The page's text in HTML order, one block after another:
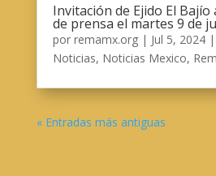
Invitación de Ejido El Bajío
de prensa el martes 9 de
por remamx.org| Jul 5, 2024|
Noticias, Noticias Mexico,
« Entradas más antiguas